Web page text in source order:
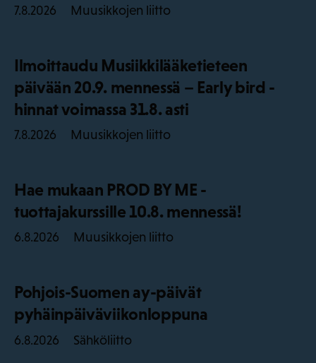
7.8.2026 Muusikkojen liitto
Ilmoittaudu Musiikkilääketieteen
päivään 20.9. mennessä – Early bird -
hinnat voimassa 31.8. asti
7.8.2026 Muusikkojen liitto
Hae mukaan PROD BY ME -
tuottajakurssille 10.8. mennessä!
6.8.2026 Muusikkojen liitto
Pohjois-Suomen ay-päivät
pyhäinpäiväviikonloppuna
6.8.2026 Sähköliitto